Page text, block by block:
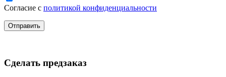
Согласие с политикой конфиденциальности
Сделать предзаказ